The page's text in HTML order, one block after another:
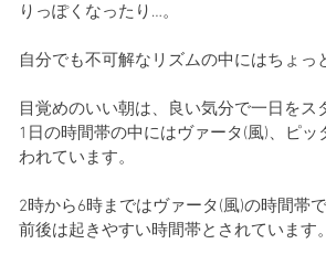
りっぽくなったり…。
自分でも不可解なリズムの中にはちょっ
目覚めのいい朝は、良い気分で一日をス
1日の時間帯の中にはヴァータ(風)、ピ
われています。
2時から6時まではヴァータ(風)の時間帯
前後は起きやすい時間帯とされています。